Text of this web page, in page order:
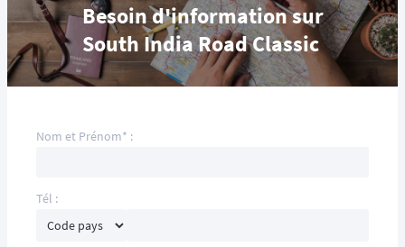
Besoin d'information sur
South India Road Classic
Nom et Prénom* :
Tél :